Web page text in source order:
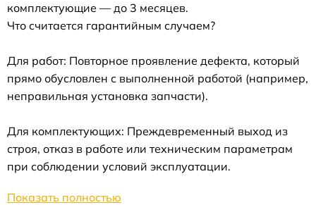
комплектующие — до 3 месяцев.
Что считается гарантийным случаем?
Для работ: Повторное проявление дефекта, который
прямо обусловлен с выполненной работой (например,
неправильная установка запчасти).
Для комплектующих: Преждевременный выход из
строя, отказ в работе или техническим параметрам
при соблюдении условий эксплуатации.
Показать полностью